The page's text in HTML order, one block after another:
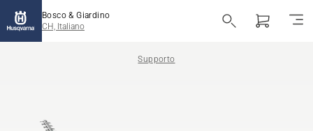
Bosco & Giardino
CH, Italiano
Supporto